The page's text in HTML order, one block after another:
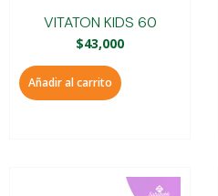
VITATON KIDS 60
$43,000
Añadir al carrito